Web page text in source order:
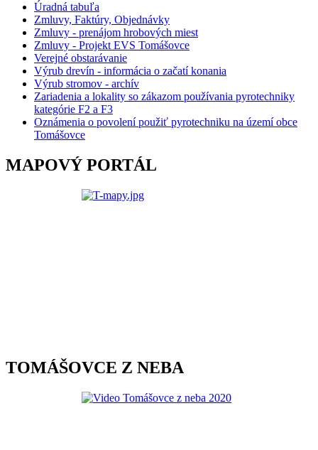
Úradná tabuľa
Zmluvy, Faktúry, Objednávky
Zmluvy - prenájom hrobových miest
Zmluvy - Projekt EVS Tomášovce
Verejné obstarávanie
Výrub drevín - informácia o začatí konania
Výrub stromov - archív
Zariadenia a lokality so zákazom používania pyrotechniky
kategórie F2 a F3
Oznámenia o povolení použiť pyrotechniku na území obce
Tomášovce
MAPOVÝ PORTÁL
TOMÁŠOVCE Z NEBA